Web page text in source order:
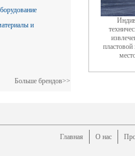
и
Больше брендов>>
Главная О нас